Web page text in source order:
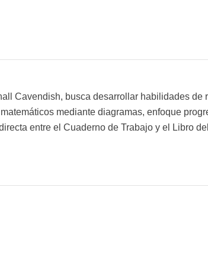
Cavendish, busca desarrollar habilidades
mediante diagramas, enfoque
entre el Cuaderno de Trabajo y el Libro